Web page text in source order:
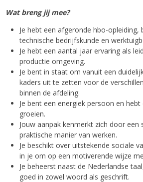
Wat breng jij mee?
Je hebt een afgeronde hbo-opleiding,
technische bedrijfskunde en
Je hebt een aantal jaar ervaring als
productie omgeving.
Je bent in staat om vanuit een
kaders uit te zetten voor de
binnen de afdeling.
Je bent een energiek persoon en
groeien.
Jouw aanpak kenmerkt zich door een
praktische manier van werken.
Je beschikt over uitstekende sociale
in je om op een motiverende wijze
Je beheerst naast de Nederlandse
goed in zowel woord als geschrift.